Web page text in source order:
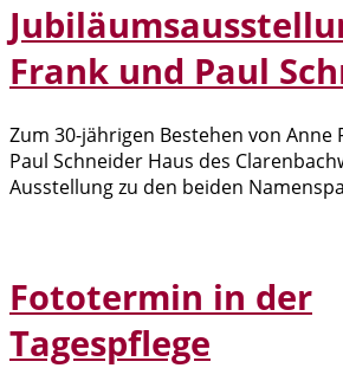
Frank und Paul
Zum 30-jährigen Bestehen von Anne
Paul Schneider Haus des
Ausstellung zu den beiden
Fototermin in der
Tagespflege